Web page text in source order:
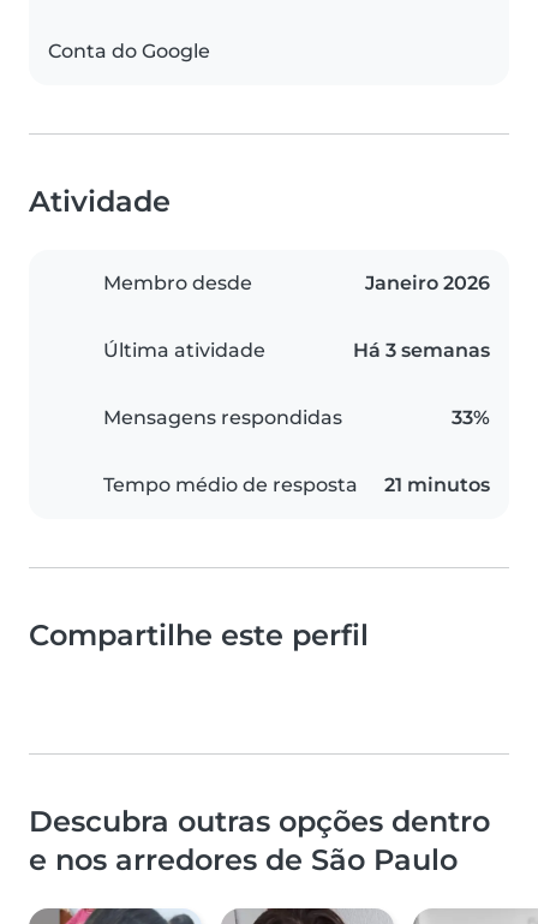
Conta do Google
Atividade
Membro desde Janeiro 2026
Última atividade Há 3 semanas
Mensagens respondidas 33%
Tempo médio de resposta 21 minutos
Compartilhe este perfil
Descubra outras opções dentro
e nos arredores de São Paulo